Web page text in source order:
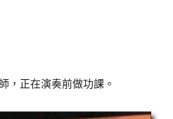
，正在演奏前做功課。